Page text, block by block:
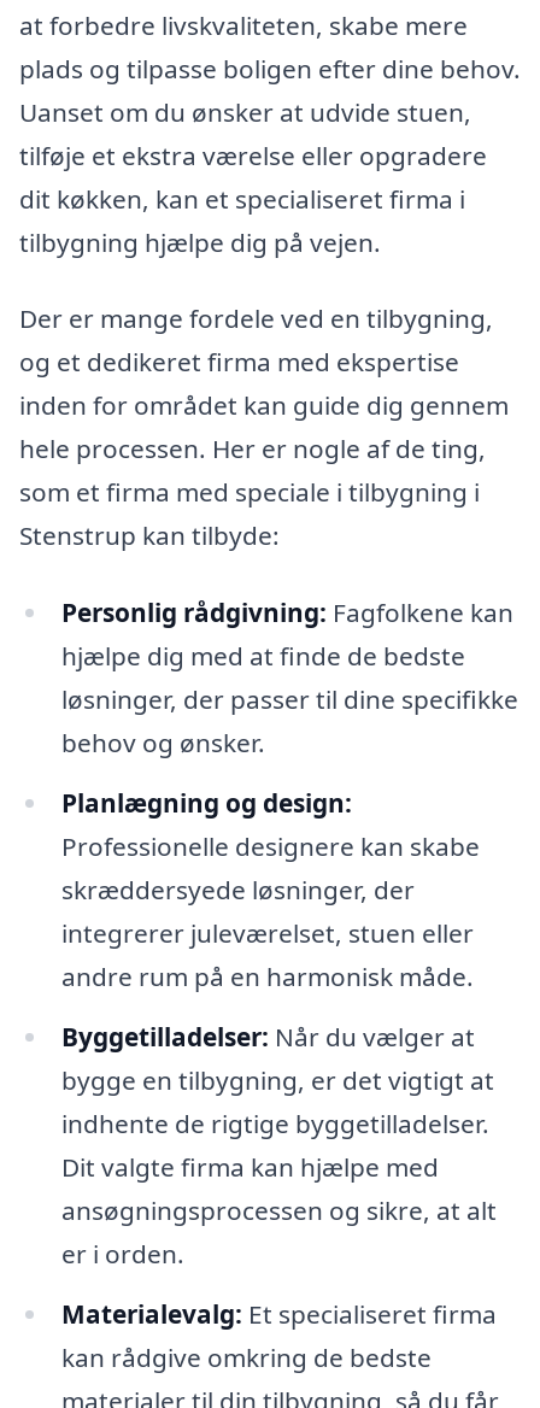
at forbedre livskvaliteten, skabe mere
plads og tilpasse boligen efter dine behov.
Uanset om du ønsker at udvide stuen,
tilføje et ekstra værelse eller opgradere
dit køkken, kan et specialiseret firma i
tilbygning hjælpe dig på vejen.
Der er mange fordele ved en tilbygning,
og et dedikeret firma med ekspertise
inden for området kan guide dig gennem
hele processen. Her er nogle af de ting,
som et firma med speciale i tilbygning i
Stenstrup kan tilbyde:
Personlig rådgivning: Fagfolkene kan
hjælpe dig med at finde de bedste
løsninger, der passer til dine specifikke
behov og ønsker.
Planlægning og design:
Professionelle designere kan skabe
skræddersyede løsninger, der
integrerer juleværelset, stuen eller
andre rum på en harmonisk måde.
Byggetilladelser: Når du vælger at
bygge en tilbygning, er det vigtigt at
indhente de rigtige byggetilladelser.
Dit valgte firma kan hjælpe med
ansøgningsprocessen og sikre, at alt
er i orden.
Materialevalg: Et specialiseret firma
kan rådgive omkring de bedste
materialer til din tilbygning, så du får